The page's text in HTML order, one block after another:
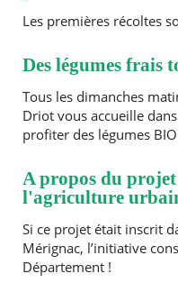
Les premières récoltes
Des légumes frais
Tous les dimanches
Driot vous accueille
profiter des légumes
A propos du projet
l'agriculture
Si ce projet était inscrit
Mérignac, l’initiative
Département !